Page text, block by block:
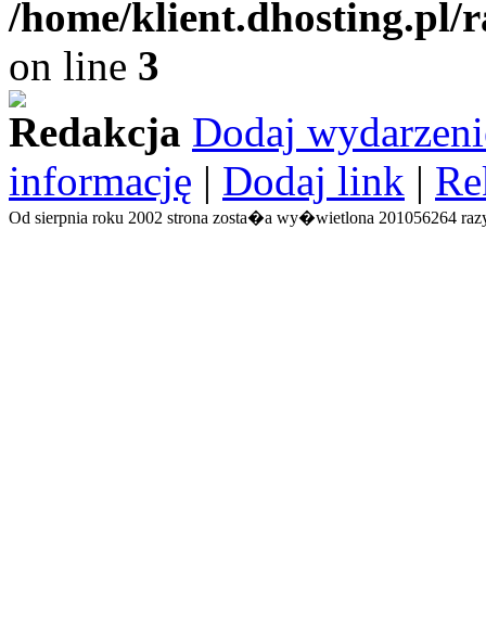
/home/
on line 3
Redakcja Dodaj
informację | Dodaj link |
Od sierpnia roku 2002 strona zosta�a wy�wietlona 201056264